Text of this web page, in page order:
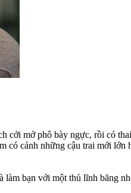
cởi mở phô bày ngực, rồi có
có cảnh những cậu trai mới lớn
làm bạn với một thủ lĩnh băng